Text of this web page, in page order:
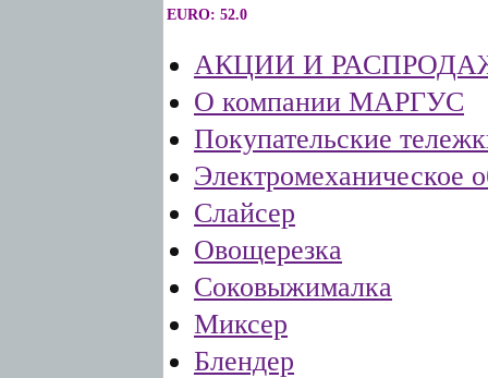
EURO: 52.0
АКЦИИ И
О компании МАРГУС
Покупательские
Электромеханическое
Слайсер
Овощерезка
Соковыжималка
Миксер
Блендер